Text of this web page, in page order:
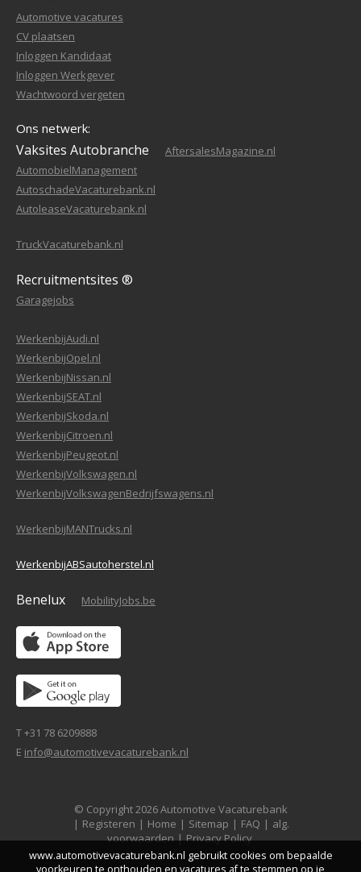
Automotive vacatures
CV plaatsen
Inloggen Kandidaat
Inloggen Werkgever
Wachtwoord vergeten
Ons netwerk:
Vaksites Autobranche
AftersalesMagazine.nl
AutomobielManagement
AutoschadeVacaturebank.nl
AutoleaseVacaturebank.nl
TruckVacaturebank.nl
Recruitmentsites ®
Garagejobs
WerkenbijAudi.nl
WerkenbijOpel.nl
WerkenbijNissan.nl
WerkenbijSEAT.nl
WerkenbijSkoda.nl
WerkenbijCitroen.nl
WerkenbijPeugeot.nl
WerkenbijVolkswagen.nl
WerkenbijVolkswagenBedrijfswagens.nl
WerkenbijMANTrucks.nl
WerkenbijABSautoherstel.nl
Benelux MobilityJobs.be
T +31 78 6209888
E info@automotivevacaturebank.nl
© Copyright 2026 Automotive Vacaturebank
| Registeren | Home | Sitemap | FAQ | alg.
voorwaarden | Privacy Policy
www.automotivevacaturebank.nl gebruikt cookies om bepaalde
voorkeuren te onthouden en vacatures af te stemmen op je